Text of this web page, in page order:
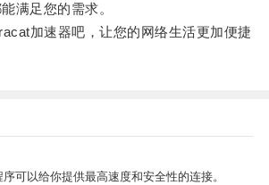
满足您的需求。
加速器吧，让您的网络生活更加便捷
可以给你提供最高速度和安全性的连接。